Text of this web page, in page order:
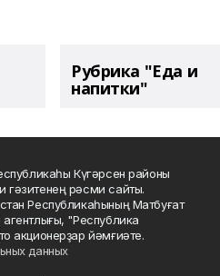
Рубрика "Еда и
напитки"
Күгәрсен районы
рәсми сайты.
Республикаһының Матбуғат
"Республика
акционерҙар йәмғиәте.
данных